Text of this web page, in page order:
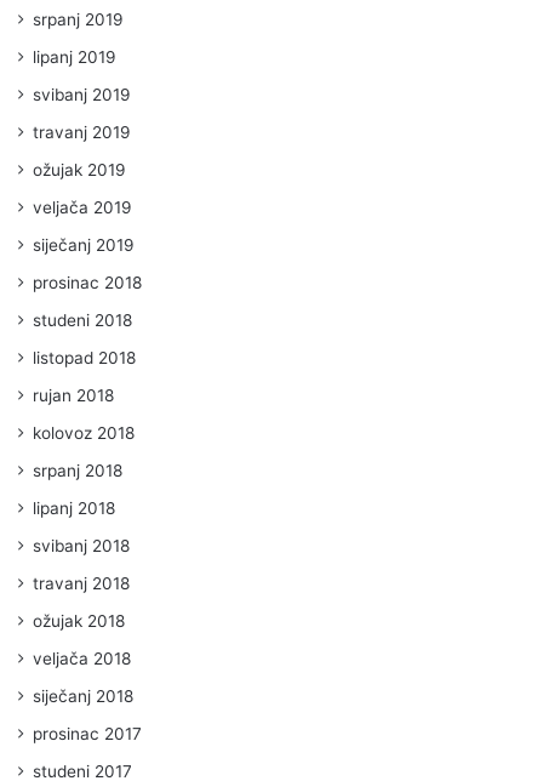
srpanj 2019
lipanj 2019
svibanj 2019
travanj 2019
ožujak 2019
veljača 2019
siječanj 2019
prosinac 2018
studeni 2018
listopad 2018
rujan 2018
kolovoz 2018
srpanj 2018
lipanj 2018
svibanj 2018
travanj 2018
ožujak 2018
veljača 2018
siječanj 2018
prosinac 2017
studeni 2017